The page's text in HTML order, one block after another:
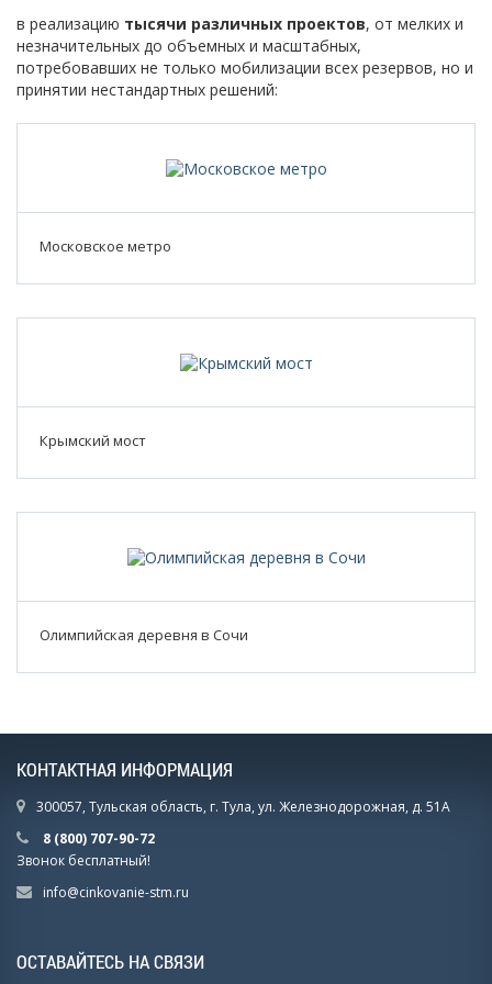
в реализацию тысячи различных проектов, от мелких и
незначительных до объемных и масштабных,
потребовавших не только мобилизации всех резервов, но и
принятии нестандартных решений:
Московское метро
Крымский мост
Олимпийская деревня в Сочи
КОНТАКТНАЯ ИНФОРМАЦИЯ
300057, Тульская область, г. Тула, ул. Железнодорожная, д. 51А
8 (800) 707-90-72
Звонок бесплатный!
info@cinkovanie-stm.ru
ОСТАВАЙТЕСЬ НА СВЯЗИ